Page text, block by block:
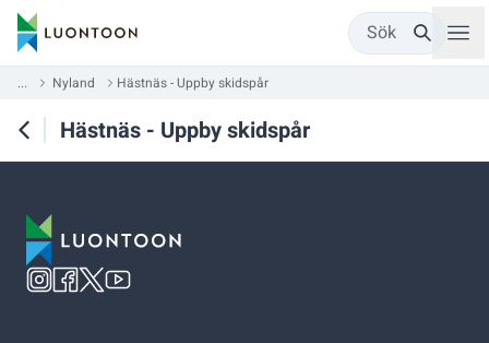
Sök
... Nyland Hästnäs - Uppby skidspår
Hästnäs - Uppby skidspår